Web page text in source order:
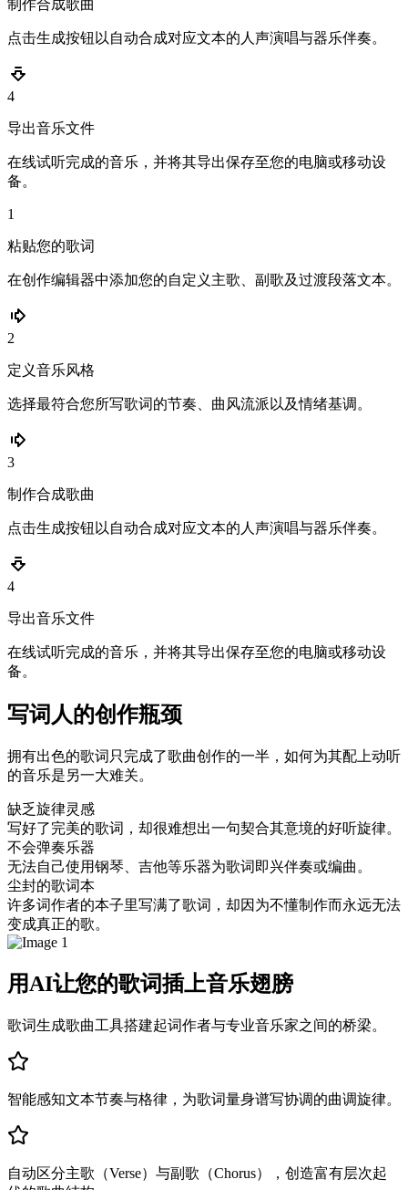
制作合成歌曲
点击生成按钮以自动合成对应文本的人声演唱与器乐伴奏。
4
导出音乐文件
在线试听完成的音乐，并将其导出保存至您的电脑或移动设
备。
1
粘贴您的歌词
在创作编辑器中添加您的自定义主歌、副歌及过渡段落文本。
2
定义音乐风格
选择最符合您所写歌词的节奏、曲风流派以及情绪基调。
3
制作合成歌曲
点击生成按钮以自动合成对应文本的人声演唱与器乐伴奏。
4
导出音乐文件
在线试听完成的音乐，并将其导出保存至您的电脑或移动设
备。
写词人的创作瓶颈
拥有出色的歌词只完成了歌曲创作的一半，如何为其配上动听
的音乐是另一大难关。
缺乏旋律灵感
写好了完美的歌词，却很难想出一句契合其意境的好听旋律。
不会弹奏乐器
无法自己使用钢琴、吉他等乐器为歌词即兴伴奏或编曲。
尘封的歌词本
许多词作者的本子里写满了歌词，却因为不懂制作而永远无法
变成真正的歌。
用AI让您的歌词插上音乐翅膀
歌词生成歌曲工具搭建起词作者与专业音乐家之间的桥梁。
智能感知文本节奏与格律，为歌词量身谱写协调的曲调旋律。
自动区分主歌（Verse）与副歌（Chorus），创造富有层次起